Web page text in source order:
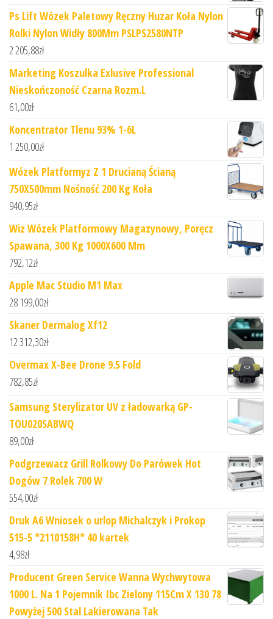
Ps Lift Wózek Paletowy Ręczny Huzar Koła Nylon
Rolki Nylon Widły 800Mm PSLPS2580NTP
2 205,88zł
Marketing Koszulka Exlusive Professional
Nieskończoność Czarna Rozm.L
61,00zł
Koncentrator Tlenu 93% 1-6L
1 250,00zł
Wózek Platformyz Z 1 Drucianą Ścianą
750X500mm Nośność 200 Kg Koła
940,95zł
Wiz Wózek Platformowy Magazynowy, Poręcz
Spawana, 300 Kg 1000X600 Mm
792,12zł
Apple Mac Studio M1 Max
28 199,00zł
Skaner Dermalog Xf12
12 312,30zł
Overmax X-Bee Drone 9.5 Fold
782,85zł
Samsung Sterylizator UV z ładowarką GP-
TOU020SABWQ
89,00zł
Podgrzewacz Grill Rolkowy Do Parówek Hot
Dogów 7 Rolek 700 W
554,00zł
Druk A6 Wniosek o urlop Michalczyk i Prokop
515-5 *2110158H* 40 kartek
4,98zł
Producent Green Service Wanna Wychwytowa
1000 L. Na 1 Pojemnik Ibc Zielony 115Cm X 130 78
Powyżej 500 Stal Lakierowana Tak